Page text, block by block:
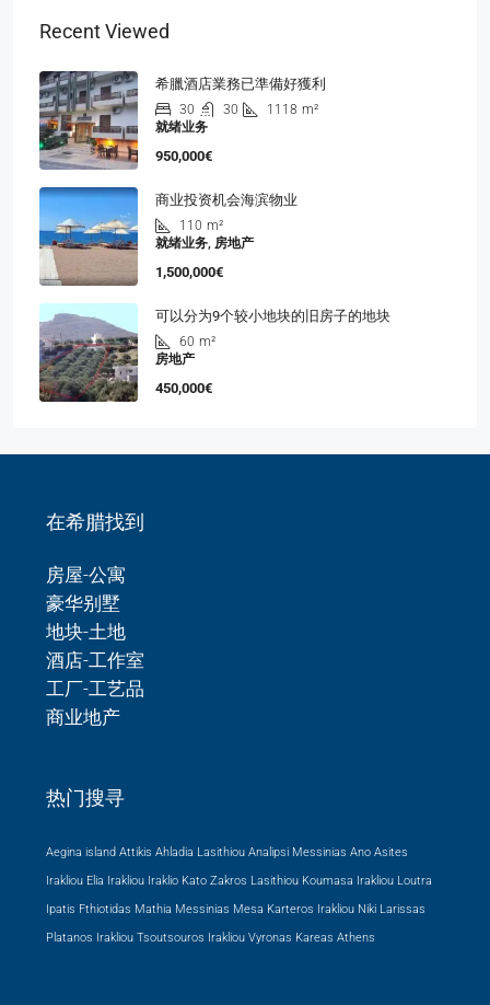
Recent Viewed
希臘酒店業務已準備好獲利
30 30 1118 m²
就绪业务
950,000€
商业投资机会海滨物业
110 m²
就绪业务, 房地产
1,500,000€
可以分为9个较小地块的旧房子的地块
60 m²
房地产
450,000€
在希腊找到
房屋-公寓
豪华别墅
地块-土地
酒店-工作室
工厂-工艺品
商业地产
热门搜寻
Aegina island Attikis Ahladia Lasithiou Analipsi Messinias Ano Asites
Irakliou Elia Irakliou Iraklio Kato Zakros Lasithiou Koumasa Irakliou Loutra
Ipatis Fthiotidas Mathia Messinias Mesa Karteros Irakliou Niki Larissas
Platanos Irakliou Tsoutsouros Irakliou Vyronas Kareas Athens